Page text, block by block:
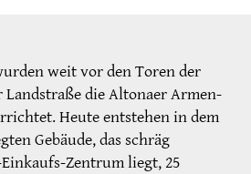
weit vor den Toren der
Landstraße die Altonaer Armen-
Heute entstehen in dem
Gebäude, das schräg
Zentrum liegt, 25